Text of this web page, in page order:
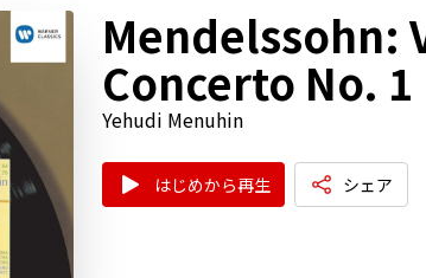
Mendelssohn:
Concerto No. 1
Yehudi Menuhin
はじめから再生 シェア